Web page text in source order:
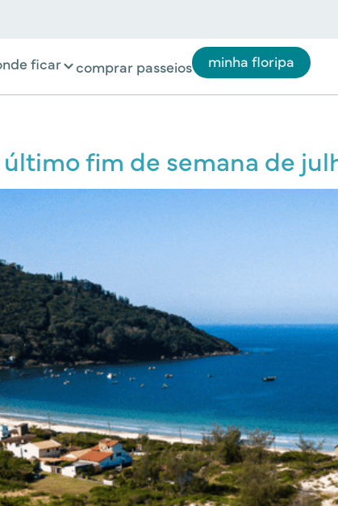
ficar comprar passeios minha floripa
fim de semana de